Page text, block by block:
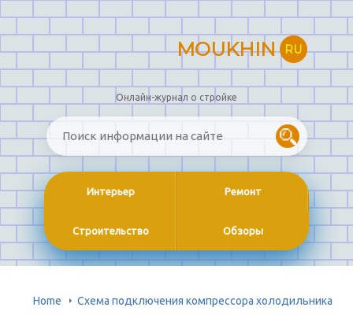
MOUKHIN RU
Онлайн-журнал о стройке
Интерьер Ремонт
Строительство Обзоры
Home Схема подключения компрессора холодильника